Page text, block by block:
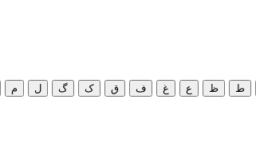
ط ظ ع غ ف ق ک گ ل م